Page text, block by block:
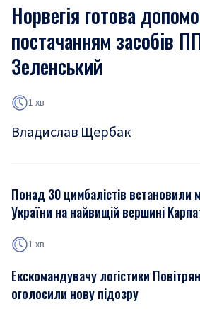
Норвегія готова
постачанням засобів
Зеленський
1 хв
Владислав Щербак
Понад 30 цимбалістів встановили
України на найвищій вершині
1 хв
Екскомандувачу логістики
оголосили нову підозру